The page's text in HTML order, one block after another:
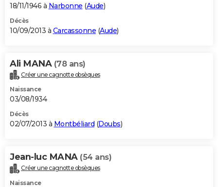
18/11/1946 à Narbonne (Aude)
Décès
10/09/2013 à Carcassonne (Aude)
Ali MANA (78 ans)
Créer une cagnotte obsèques
Naissance
03/08/1934
Décès
02/07/2013 à Montbéliard (Doubs)
Jean-luc MANA (54 ans)
Créer une cagnotte obsèques
Naissance